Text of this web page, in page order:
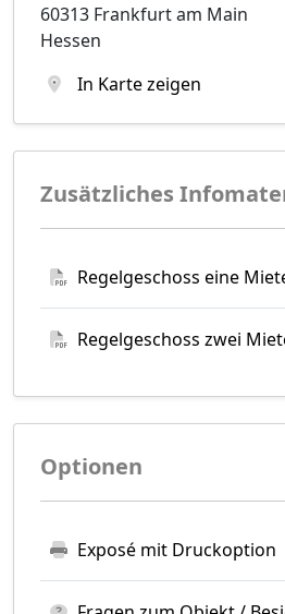
60313 Frankfurt am Main
Hessen
In Karte zeigen
Zusätzliches
Regelgeschoss eine
Regelgeschoss zwei
Optionen
Exposé mit Druckoption